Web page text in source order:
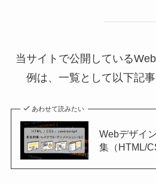
当サイトで公開している
例は、一覧として以下記事
あわせて読みたい
Webデザイ
集（HTML/